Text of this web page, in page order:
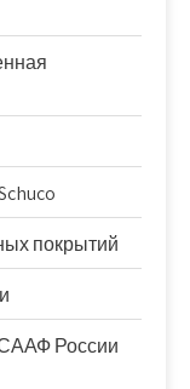
покрытий
России